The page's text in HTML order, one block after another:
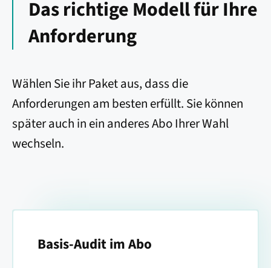
Das richtige Modell für Ihre
Anforderung
Wählen Sie ihr Paket aus, dass die
Anforderungen am besten erfüllt. Sie können
später auch in ein anderes Abo Ihrer Wahl
wechseln.
Basis-Audit im Abo